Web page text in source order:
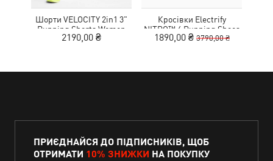
Шорти VELOCITY 2in1 3"
Running Shorts Women
2190,00 ₴
Кросівки Electrify
NITRO™ 4 Running Shoes
Youth
1890,00 ₴ 3790,00 ₴
ПРИЄДНАЙСЯ ДО ПІДПИСНИКІВ, ЩОБ
ОТРИМАТИ 10% ЗНИЖКИ НА ПОКУПКУ